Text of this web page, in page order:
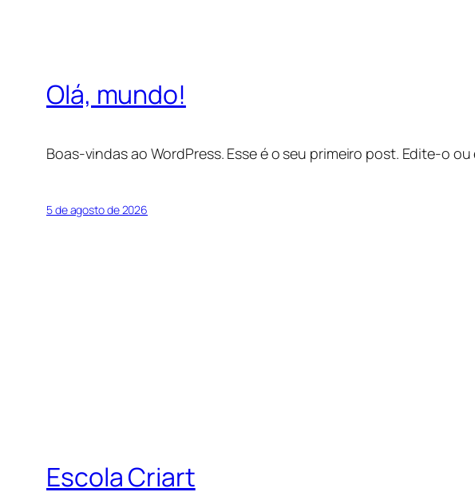
Olá, mundo!
Boas-vindas ao WordPress. Esse é o seu primeiro post. Edite-o
5 de agosto de 2026
Escola Criart